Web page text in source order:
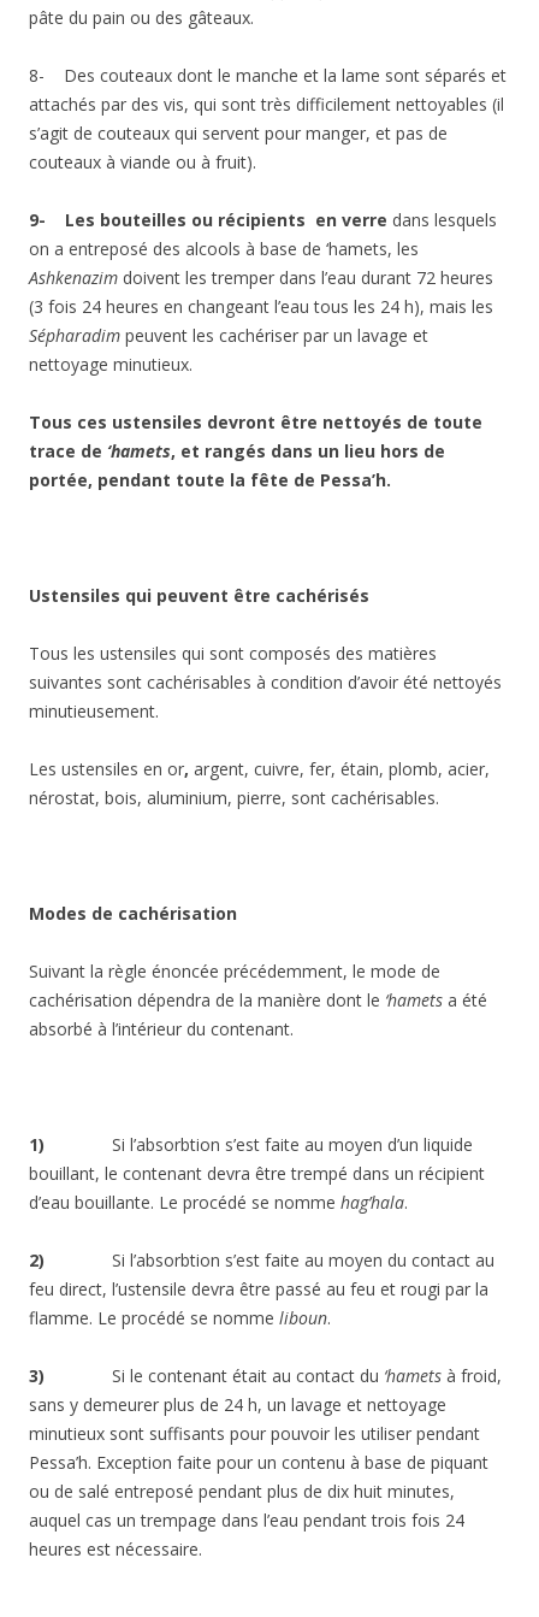
pâte du pain ou des gâteaux.
8- Des couteaux dont le manche et la lame sont séparés et
attachés par des vis, qui sont très difficilement nettoyables (il
s’agit de couteaux qui servent pour manger, et pas de
couteaux à viande ou à fruit).
9- Les bouteilles ou récipients en verre dans lesquels
on a entreposé des alcools à base de ‘hamets, les
Ashkenazim doivent les tremper dans l’eau durant 72 heures
(3 fois 24 heures en changeant l’eau tous les 24 h), mais les
Sépharadim peuvent les cachériser par un lavage et
nettoyage minutieux.
Tous ces ustensiles devront être nettoyés de toute
trace de ‘hamets, et rangés dans un lieu hors de
portée, pendant toute la fête de Pessa’h.
Ustensiles qui peuvent être cachérisés
Tous les ustensiles qui sont composés des matières
suivantes sont cachérisables à condition d’avoir été nettoyés
minutieusement.
Les ustensiles en or, argent, cuivre, fer, étain, plomb, acier,
nérostat, bois, aluminium, pierre, sont cachérisables.
Modes de cachérisation
Suivant la règle énoncée précédemment, le mode de
cachérisation dépendra de la manière dont le ‘hamets a été
absorbé à l’intérieur du contenant.
1) Si l’absorbtion s’est faite au moyen d’un liquide
bouillant, le contenant devra être trempé dans un récipient
d’eau bouillante. Le procédé se nomme hag’hala.
2) Si l’absorbtion s’est faite au moyen du contact au
feu direct, l’ustensile devra être passé au feu et rougi par la
flamme. Le procédé se nomme liboun.
3) Si le contenant était au contact du ‘hamets à froid,
sans y demeurer plus de 24 h, un lavage et nettoyage
minutieux sont suffisants pour pouvoir les utiliser pendant
Pessa’h. Exception faite pour un contenu à base de piquant
ou de salé entreposé pendant plus de dix huit minutes,
auquel cas un trempage dans l’eau pendant trois fois 24
heures est nécessaire.